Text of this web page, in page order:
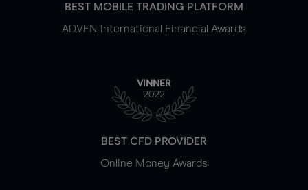
BEST MOBILE TRADING PLATFORM
ADVFN International Financial Awards
VINNER
2022
BEST CFD PROVIDER
Online Money Awards